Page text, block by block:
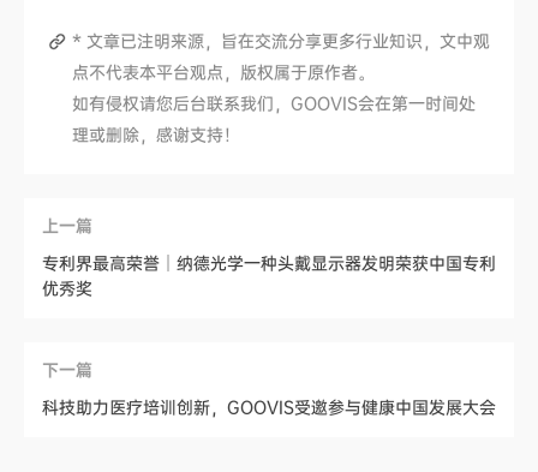
* 文章已注明来源，旨在交流分享更多行业知识，文中观
点不代表本平台观点，版权属于原作者。
如有侵权请您后台联系我们，GOOVIS会在第一时间处
理或删除，感谢支持！
上一篇
专利界最高荣誉｜纳德光学一种头戴显示器发明荣获中国专利
优秀奖
下一篇
科技助力医疗培训创新，GOOVIS受邀参与健康中国发展大会